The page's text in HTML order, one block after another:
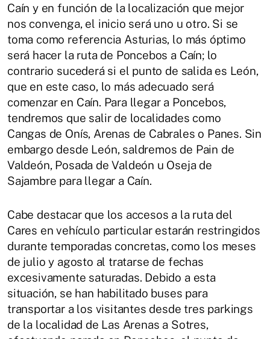
Caín y en función de la localización que mejor
nos convenga, el inicio será uno u otro. Si se
toma como referencia Asturias, lo más óptimo
será hacer la ruta de Poncebos a Caín; lo
contrario sucederá si el punto de salida es León,
que en este caso, lo más adecuado será
comenzar en Caín. Para llegar a Poncebos,
tendremos que salir de localidades como
Cangas de Onís, Arenas de Cabrales o Panes. Sin
embargo desde León, saldremos de Pain de
Valdeón, Posada de Valdeón u Oseja de
Sajambre para llegar a Caín.
Cabe destacar que los accesos a la ruta del
Cares en vehículo particular estarán restringidos
durante temporadas concretas, como los meses
de julio y agosto al tratarse de fechas
excesivamente saturadas. Debido a esta
situación, se han habilitado buses para
transportar a los visitantes desde tres parkings
de la localidad de Las Arenas a Sotres,